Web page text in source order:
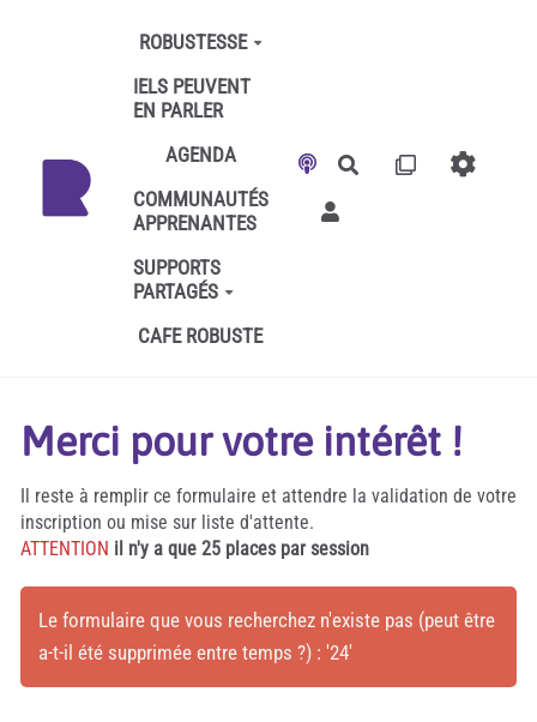
Aller au contenu principal
ROBUSTESSE
IELS PEUVENT
EN PARLER
AGENDA
COMMUNAUTÉS
APPRENANTES
SUPPORTS
PARTAGÉS
CAFE ROBUSTE
Rechercher
Merci pour votre intérêt !
Il reste à remplir ce formulaire et attendre la validation de votre
inscription ou mise sur liste d'attente.
ATTENTION il n'y a que 25 places par session
Le formulaire que vous recherchez n'existe pas (peut être
a-t-il été supprimée entre temps ?) : '24'